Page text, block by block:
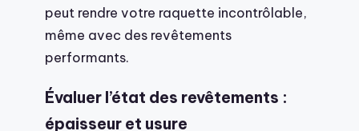
peut rendre votre raquette incontrôlable,
même avec des revêtements
performants.
Évaluer l’état des revêtements :
épaisseur et usure